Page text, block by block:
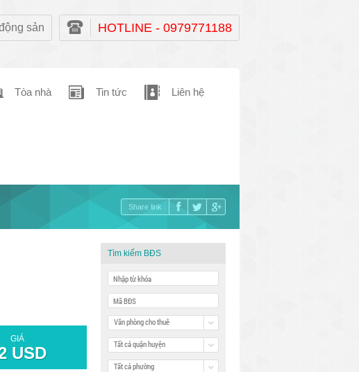
sản HOTLINE - 0979771188
Tòa nhà Tin tức Liên hệ
Share link
GIÁ
USD
Tìm kiếm BĐS
Văn phòng cho thuê
Tất cả quận huyện
Tất cả phường